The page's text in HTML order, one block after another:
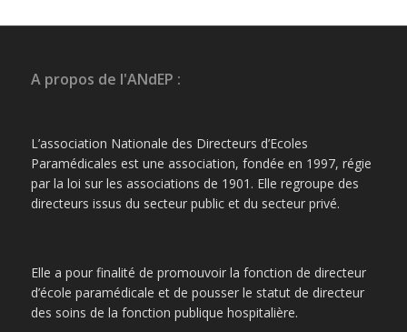
A propos de l'ANdEP :
L’association Nationale des Directeurs d’Ecoles
Paramédicales est une association, fondée en 1997, régie
par la loi sur les associations de 1901. Elle regroupe des
directeurs issus du secteur public et du secteur privé.
Elle a pour finalité de promouvoir la fonction de directeur
d’école paramédicale et de pousser le statut de directeur
des soins de la fonction publique hospitalière.